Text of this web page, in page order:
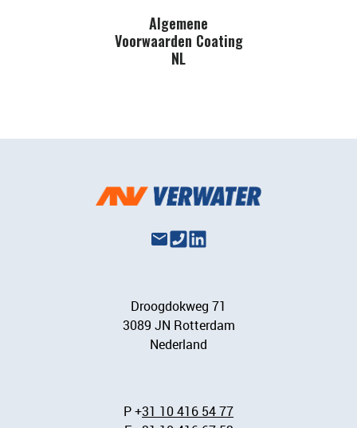
Algemene
Voorwaarden Coating
NL
Droogdokweg 71
3089 JN Rotterdam
Nederland
P +31 10 416 54 77